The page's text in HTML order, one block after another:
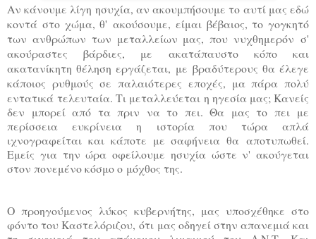
Αν κάνουμε λίγη ησυχία, αν ακουμπήσουμε το αυτί μας εδώ
κοντά στο χώμα, θ' ακούσουμε, είμαι βέβαιος, το γογκητό
των ανθρώπων των μεταλλείων μας, που νυχθημερόν σ'
ακούραστες βάρδιες, με ακατάπαυστο κόπο και
ακατανίκητη θέληση εργάζεται, με βραδύτερους θα έλεγε
κάποιος ρυθμούς σε παλαιότερες εποχές, μα πάρα πολύ
εντατικάτελευταία. Τι μεταλλεύεται η ηγεσία μας; Κανείς
δεν μπορεί από τα πριν να το πει. Θα μας το πει με
περίσσεια ευκρίνεια η ιστορία που τώρα απλά
ιχνογραφείται και κάποτε με σαφήνεια θα αποτυπωθεί.
Εμείς για την ώρα οφείλουμε ησυχία ώστε ν' ακούγεται
στον πονεμένο κόσμο ο μόχθος της.
Ο προηγούμενος λύκος κυβερνήτης, μας υποσχέθηκε στο
φόντο του Καστελόριζου, ότι μας οδηγεί στην απανεμιά και